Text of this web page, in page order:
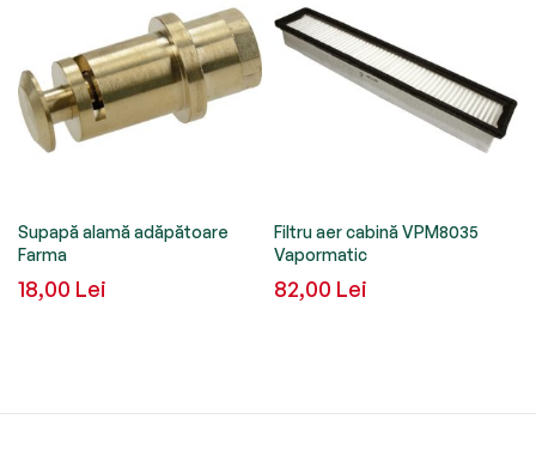
Supapă alamă adăpătoare
Farma
18,00 Lei
Filtru aer cabină VPM8035
Vapormatic
82,00 Lei